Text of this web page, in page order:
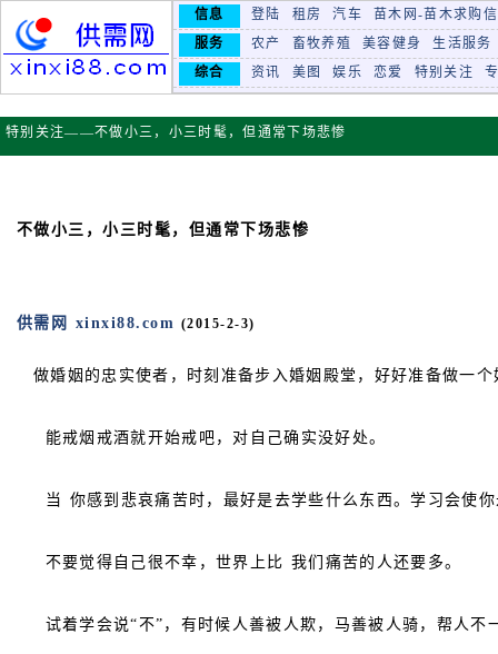
信息 登陆 租房 汽车
苗木网-苗木求购
服务
农产 畜牧养殖 美容健身
生活服务
综合
资讯 美图 娱乐 恋爱 特别关注
特别关注——不做小三，小三时髦，但通常下场悲惨
不做小三，小三时髦，但通常下场悲惨
供需网 xinxi88.com (2015-2-3)
做婚姻的忠实使者，时刻准备步入婚姻殿堂，好好准备做一个
能戒烟戒酒就开始戒吧，对自己确实没好处。
当 你感到悲哀痛苦时，最好是去学些什么东西。学习会使你
不要觉得自己很不幸，世界上比 我们痛苦的人还要多。
试着学会说“不”，有时候人善被人欺，马善被人骑，帮人不